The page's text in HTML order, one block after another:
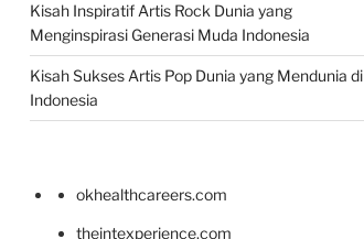
Kisah Inspiratif Artis Rock Dunia yang
Menginspirasi Generasi Muda Indonesia
Kisah Sukses Artis Pop Dunia yang Mendunia di
Indonesia
okhealthcareers.com
theintexperience.com